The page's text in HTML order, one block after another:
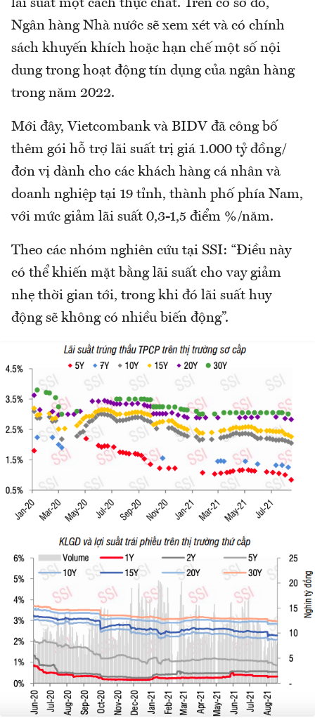
lãi suất một cách thực chất. Trên cơ sở đó,
Ngân hàng Nhà nước sẽ xem xét và có chính
sách khuyến khích hoặc hạn chế một số nội
dung trong hoạt động tín dụng của ngân hàng
trong năm 2022.
Mới đây, Vietcombank và BIDV đã công bố
thêm gói hỗ trợ lãi suất trị giá 1.000 tỷ đồng/
đơn vị dành cho các khách hàng cá nhân và
doanh nghiệp tại 19 tỉnh, thành phố phía Nam,
với mức giảm lãi suất 0,3-1,5 điểm %/năm.
Theo các nhóm nghiên cứu tại SSI: “Điều này
có thể khiến mặt bằng lãi suất cho vay giảm
nhẹ thời gian tới, trong khi đó lãi suất huy
động sẽ không có nhiều biến động”.